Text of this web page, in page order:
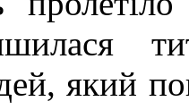
який